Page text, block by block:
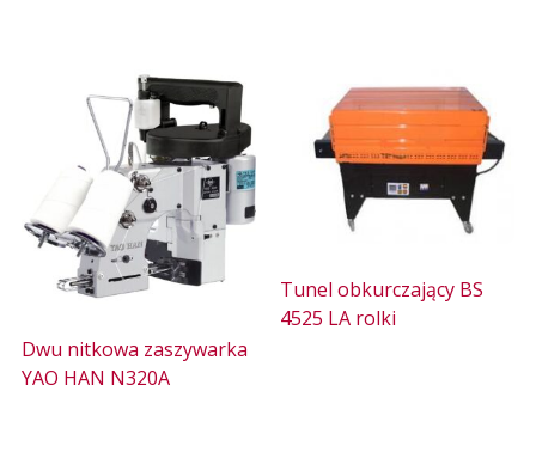
Dwu nitkowa zaszywarka
YAO HAN N320A
Tunel obkurczający BS
4525 LA rolki